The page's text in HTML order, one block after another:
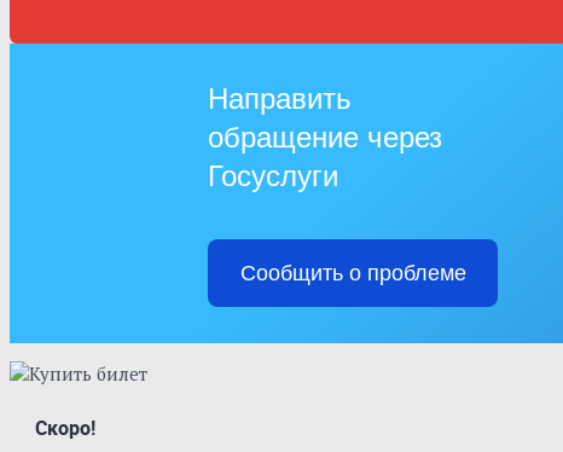
Направить
обращение через
Госуслуги
Сообщить о проблеме